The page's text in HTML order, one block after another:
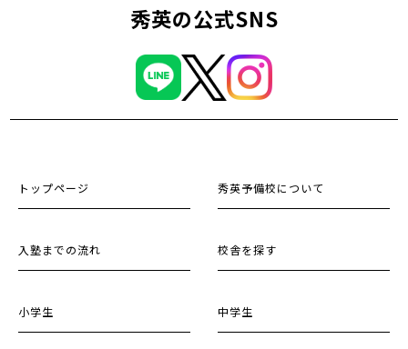
秀英の公式SNS
トップページ 秀英予備校について
入塾までの流れ 校舎を探す
小学生 中学生